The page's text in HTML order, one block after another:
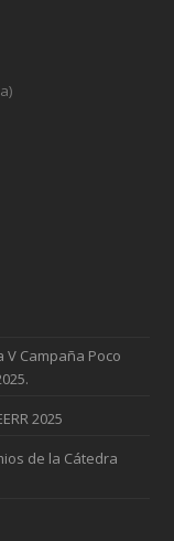
V Campaña Poco
2025
de la Cátedra